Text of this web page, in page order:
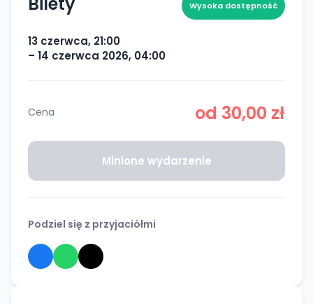
Wysoka dostępność
13 czerwca, 21:00
– 14 czerwca 2026, 04:00
Cena od 30,00 zł
Minione wydarzenie
Podziel się z przyjaciółmi